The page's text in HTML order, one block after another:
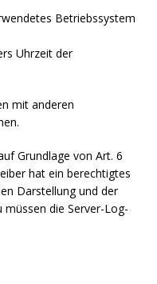
Betriebssystem
Uhrzeit der
mit anderen
Grundlage von Art. 6
hat ein berechtigtes
Darstellung und der
die Server-Log-